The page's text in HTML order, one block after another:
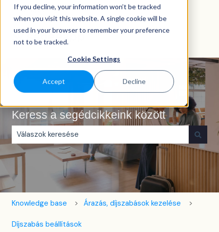
If you decline, your information won’t be tracked
when you visit this website. A single cookie will be
used in your browser to remember your preference
not to be tracked.
Cookie Settings
Accept Decline
MagyarAlmenü megjelenítése fordításokhoz
Keress a segédcikkeink között
Nincs javaslat, mert üres a keresőmező.
Knowledge base Árazás, díjszabások kezelése
Díjszabás beállítások